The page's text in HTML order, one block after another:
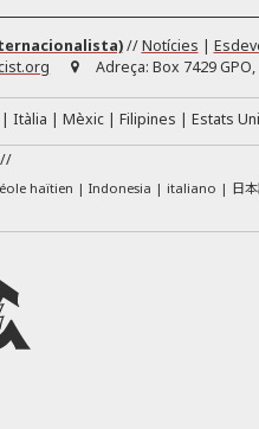
//Notícies |
Adreça: Box 7429
Itàlia Mèxic Filipines Estats
//
haïtien Indonesia italiano
日